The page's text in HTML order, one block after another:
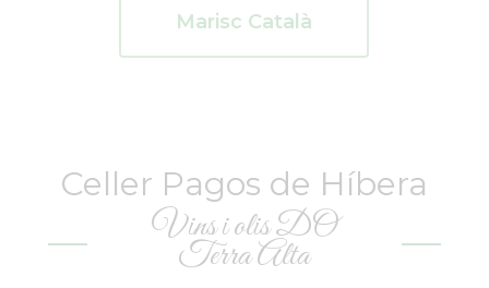
Marisc Català
Celler Pagos de Híbera
Vins i olis DO
Terra Alta